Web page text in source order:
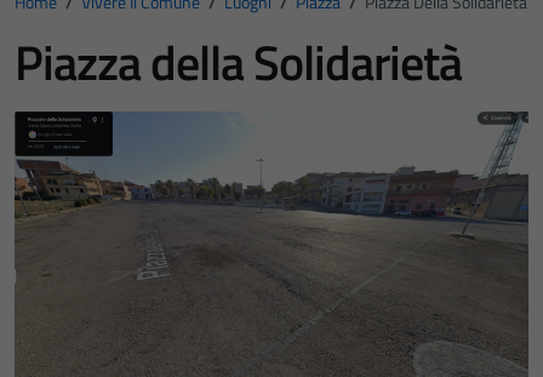
Piazza della Solidarietà